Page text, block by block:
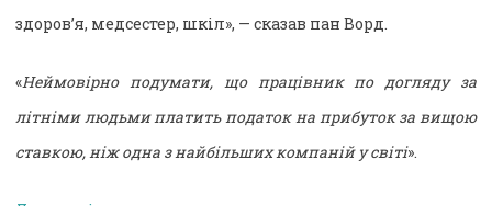
здоров’я, медсестер, шкіл», — сказав пан Ворд.
«Неймовірно подумати, що працівник по догляду за
літніми людьми платить податок на прибуток за вищою
ставкою, ніж одна з найбільших компаній у світі».